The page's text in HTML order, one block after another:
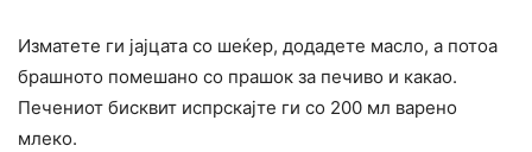
Изматете ги јајцата со шеќер, додадете масло, а потоа
брашното помешано со прашок за печиво и какао.
Печениот бисквит испрскајте ги со 200 мл варено
млеко.